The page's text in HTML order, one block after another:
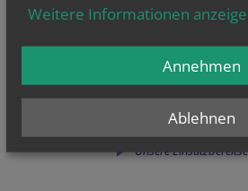
WANN WIR
NotfallseelsorgerInnen
Einsatzorganisationen
Betreuung und
Angehörigen, bei
Unsere
Weitere Informationen
Ablehnen
Annehmen